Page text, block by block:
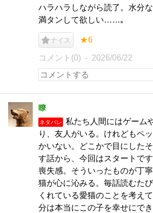
ハラハラしながら読了。水分
満タンして欲しい……｡
ナイス ★6
コメント(0) 2026/06/22
瞭
ネタバレ
私たち人間にはゲーム
り、友人がいる。けれどもペ
かいない。どこかで目にした
す話から、今回はスタートで
喪失感。そういったものが丁
猫が心に沁みる。毎話読むた
くれている愛猫のことを考え
分は本当にこの子を幸せにで